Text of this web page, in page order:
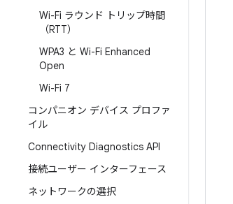
Wi-Fi ラウンド トリップ時間
（RTT）
WPA3 と Wi-Fi Enhanced
Open
Wi-Fi 7
コンパニオン デバイス プロファ
イル
Connectivity Diagnostics API
接続ユーザー インターフェース
ネットワークの選択